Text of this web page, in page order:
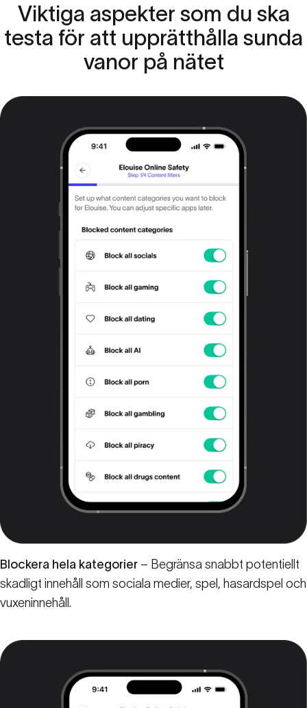
Viktiga aspekter som du ska
testa för att upprätthålla sunda
vanor på nätet
Blockera hela kategorier – Begränsa snabbt potentiellt
skadligt innehåll som sociala medier, spel, hasardspel och
vuxeninnehåll.